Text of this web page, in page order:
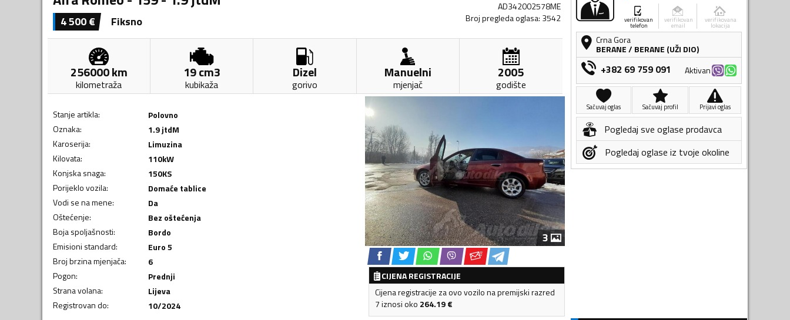
4 500€ Fiksno
AD342002578ME
Broj pregleda oglasa: 3542
256000km
kilometraža
19cm3
kubikaža
Dizel
gorivo
Manuelni
mjenjač
2005
godište
Stanje artikla:
Polovno
Oznaka:
1.9 jtdM
Karoserija:
Limuzina
Kilovata: 110kW
Konjska snaga: 150KS
Porijeklo vozila:
Domaće tablice
Vodi se na mene:
Da
Oštećenje:
Bez oštećenja
Boja spoljašnosti:
Bordo
Emisioni standard:
Euro 5
Broj brzina mjenjača:
6
Pogon:
Prednji
Strana volana:
Lijeva
Registrovan do: 10/2024
3
CIJENA REGISTRACIJE
Cijena registracije za ovo vozilo na premijski razred
7 iznosi oko 264.19€
verifikovan
telefon
verifikovan
email
verifikovana
lokacija
Crna Gora
BERANE/ BERANE (UŽI DIO)
+382 69 759 091 Aktivan
Sačuvaj oglas Sačuvaj profil Prijavi oglas
Pogledaj sve oglase prodavca
Pogledaj oglase iz tvoje okoline